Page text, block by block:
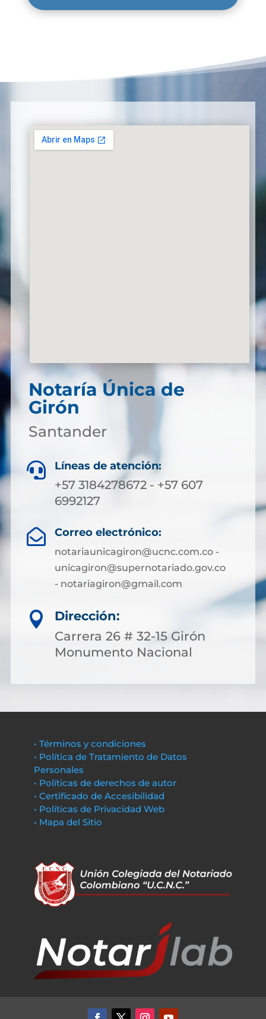
Notaría Única de
Girón
Santander
 Líneas de atención:
+57 3184278672 - +57 607
6992127
 Correo electrónico:
notariaunicagiron@ucnc.com.co -
unicagiron@supernotariado.gov.co
- notariagiron@gmail.com

Dirección:
Carrera 26 # 32-15 Girón
Monumento Nacional
• Términos y condiciones
• Política de Tratamiento de Datos
Personales
• Políticas de derechos de autor
• Certificado de Accesibilidad
• Políticas de Privacidad Web
• Mapa del Sitio